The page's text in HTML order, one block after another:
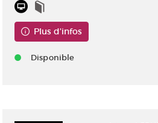
Plus d'infos
Disponible